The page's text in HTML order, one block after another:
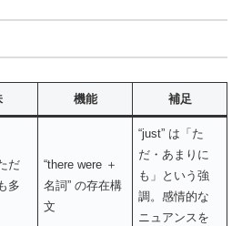
機能 補足
だ
多
“there were ＋
名詞” の存在構
文
“just” は「た
だ・あまりに
も」という強
調。感情的な
ニュアンスを